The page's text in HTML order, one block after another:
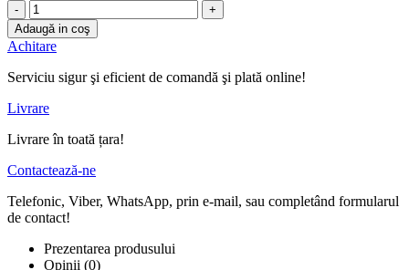
-
+
Adaugă in coş
Achitare
Serviciu sigur şi eficient de comandă şi plată online!
Livrare
Livrare în toată țara!
Contactează-ne
Telefonic, Viber, WhatsApp, prin e-mail, sau completând formularul
de contact!
Prezentarea produsului
Opinii (0)